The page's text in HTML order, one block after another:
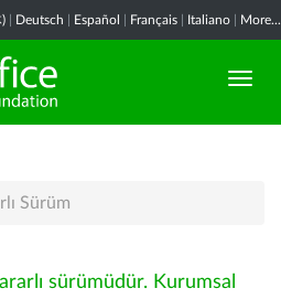
Deutsch Español Français Italiano More...
Sürüm
sürümüdür. Kurumsal